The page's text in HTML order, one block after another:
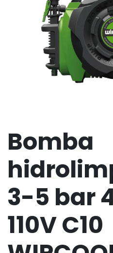
Bomba
3-5 bar
110V C10